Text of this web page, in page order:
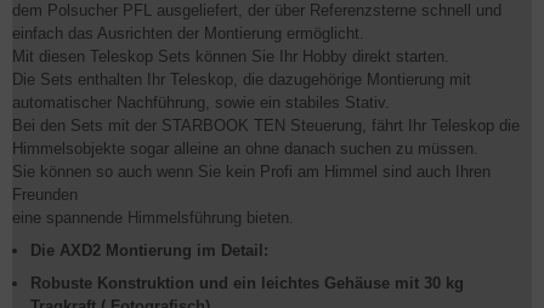
dem Polsucher PFL ausgeliefert, der über Referenzsterne schnell und
einfach das Ausrichten der Montierung ermöglicht.
Mit diesen Teleskop Sets können Sie Ihr Hobby direkt starten.
Die Sets enthalten Ihr Teleskop, die dazugehörige Montierung mit
automatischer Nachführung, sowie ein stabiles Stativ.
Bei den Sets mit der STARBOOK TEN Steuerung, fährt Ihr Teleskop die
Himmelsobjekte sogar alleine an ohne danach suchen zu müssen.
Sie können so auch wenn Sie kein Profi am Himmel sind auch Ihren
Freunden
eine spannende Himmelsführung bieten.
Die AXD2 Montierung im Detail:
Robuste Konstruktion und ein leichtes Gehäuse mit 30 kg